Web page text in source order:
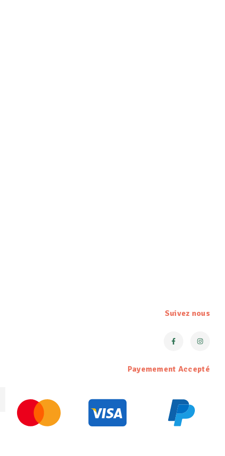
Suivez nous
Payemement Accepté